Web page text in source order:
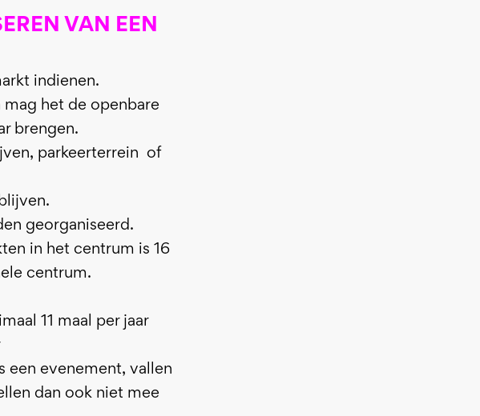
VAN EEN
indienen.
het de openbare
brengen.
parkeerterrein of
georganiseerd.
in het centrum is 16
centrum.
11 maal per jaar
een evenement, vallen
dan ook niet mee